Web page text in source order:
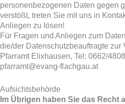
personenbezogenen Daten gegen
verstößt, treten Sie mit uns in
Anliegen zu lösen!
Für Fragen und Anliegen zum
die/der Datenschutzbeauftragte zur
Pfarramt Elixhausen, Tel: 0662/
pfarramt@evang-flachgau.at
Aufsichtsbehörde
Im Übrigen haben Sie das Recht